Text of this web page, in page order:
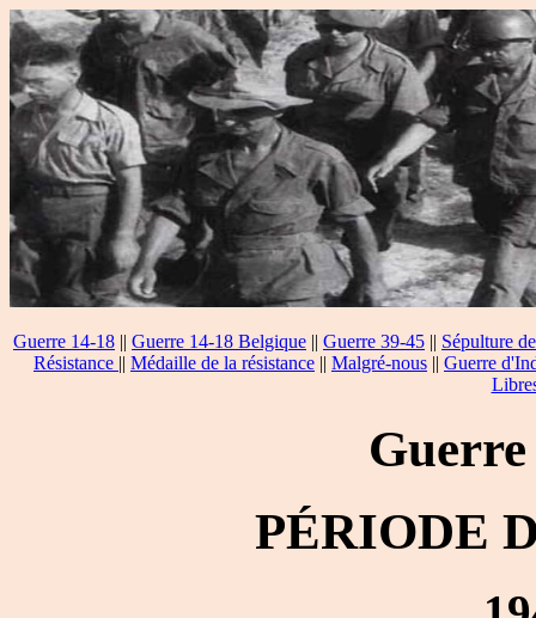
Guerre 14-18 || Guerre 14-18 Belgique || Guerre 39-45 || Sépulture
Résistance || Médaille de la résistance || Malgré-nous || Guerre
PÉRIODE